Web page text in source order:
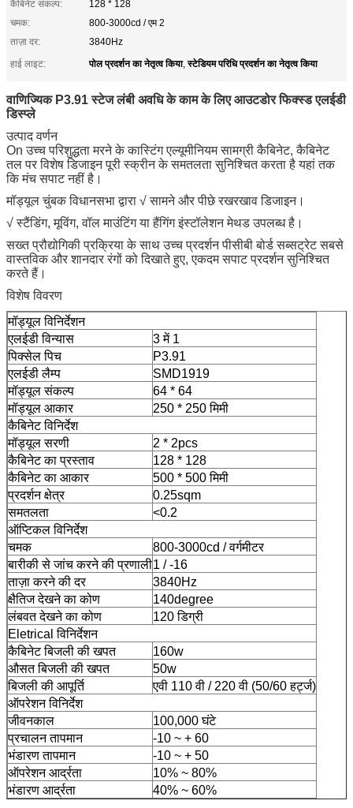
कैबिनेट संकल्प:
128 * 128
चमक:
800-3000cd / एम 2
ताज़ा दर:
3840Hz
हाई लाइट:
पोल प्रदर्शन का नेतृत्व किया,स्टेडियम परिधि प्रदर्शन का नेतृत्व किया
वाणिज्यिक P3.91 स्टेज लंबी अवधि के काम के लिए आउटडोर फिक्स्ड एलईडी
डिस्प्ले
उत्पाद वर्णन
On उच्च परिशुद्धता मरने के कास्टिंग एल्यूमीनियम सामग्री कैबिनेट, कैबिनेट
तल पर विशेष डिजाइन पूरी स्क्रीन के समतलता सुनिश्चित करता है यहां तक ​​
कि मंच सपाट नहीं है।
मॉड्यूल चुंबक विधानसभा द्वारा √ सामने और पीछे रखरखाव डिजाइन।
√ स्टैंडिंग, मूविंग, वॉल माउंटिंग या हैंगिंग इंस्टॉलेशन मेथड उपलब्ध है।
सख्त प्रौद्योगिकी प्रक्रिया के साथ उच्च प्रदर्शन पीसीबी बोर्ड सब्सट्रेट सबसे
वास्तविक और शानदार रंगों को दिखाते हुए, एकदम सपाट प्रदर्शन सुनिश्चित
करते हैं।
विशेष विवरण
मॉड्यूल विनिर्देशन
एलईडी विन्यास
3 में 1
पिक्सेल पिच
P3.91
एलईडी लैम्प
SMD1919
मॉड्यूल संकल्प
64 * 64
मॉड्यूल आकार
250 * 250 मिमी
कैबिनेट विनिर्देश
मॉड्यूल सरणी
2 * 2pcs
कैबिनेट का प्रस्ताव
128 * 128
कैबिनेट का आकार
500 * 500 मिमी
प्रदर्शन क्षेत्र
0.25sqm
समतलता
<0.2
ऑप्टिकल विनिर्देश
चमक
800-3000cd / वर्गमीटर
बारीकी से जांच करने की प्रणाली1 / -16
ताज़ा करने की दर
3840Hz
क्षैतिज देखने का कोण
140degree
लंबवत देखने का कोण
120 डिग्री
Eletrical विनिर्देशन
कैबिनेट बिजली की खपत
160w
औसत बिजली की खपत
50w
बिजली की आपूर्ति
एवी 110 वी / 220 वी (50/60 हर्ट्ज)
ऑपरेशन विनिर्देश
जीवनकाल
100,000 घंटे
प्रचालन तापमान
-10 ~ + 60
भंडारण तापमान
-10 ~ + 50
ऑपरेशन आर्द्रता
10% ~ 80%
भंडारण आर्द्रता
40% ~ 60%